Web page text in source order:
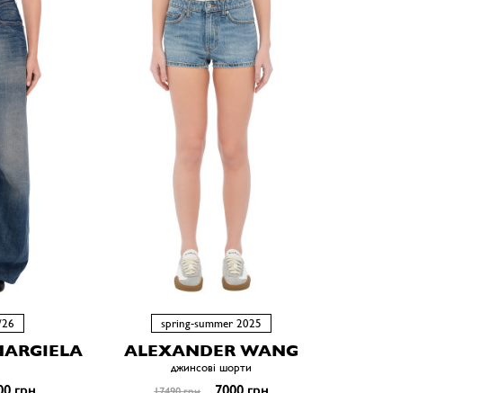
грн
spring-summer 2025
ALEXANDER WANG
джинсові шорти
7000 грн